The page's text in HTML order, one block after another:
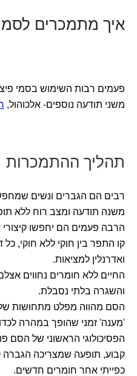
איך מתמכרים לסמי
פעמים רבות השימוש בסמי
משני תודעה נוספים- אלכוהול,
תהליך ההתמכרות
רבים הם הגברים ונשים
משנה תודעה ומצב רוח ללא
הרבה פעמים הם יחפשו קיצורי
קו התפר בין חוקי ללא חוקי,
ואדרנלין למציאות.
החיים ללא חומרים נחווים
והשגרה בלתי נסבלת.
הסם מהווה מפלט מתחושות
'מענה' זמני שהופך במהרה
הפסיכולוגי הראשוני של הסם
קבוע, תופעה שמצריכה הגברה
כפייתי אחר חומרים חדשים.